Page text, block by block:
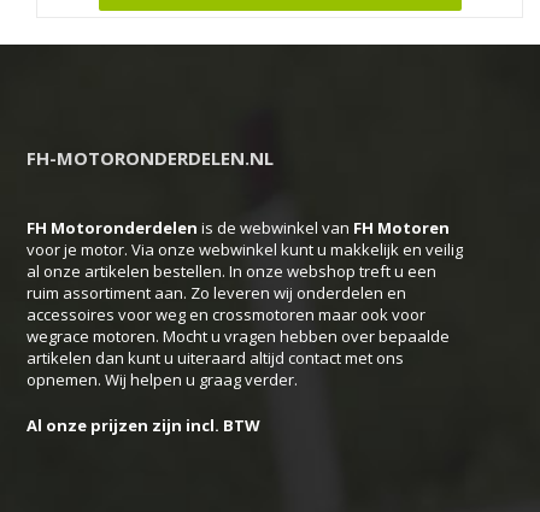
heeft
optie
gekozen
worden
op
de
productpagina
FH-MOTORONDERDELEN.NL
FH Motoronderdelen is de webwinkel van FH Motoren
voor je motor. Via onze webwinkel kunt u makkelijk en veilig
al onze artikelen bestellen. In onze webshop treft u een
ruim assortiment aan. Zo leveren wij onderdelen en
accessoires voor weg en crossmotoren maar ook voor
wegrace motoren. Mocht u vragen hebben over bepaalde
artikelen dan kunt u uiteraard altijd contact met ons
opnemen. Wij helpen u graag verder.
Al onze prijzen zijn incl. BTW